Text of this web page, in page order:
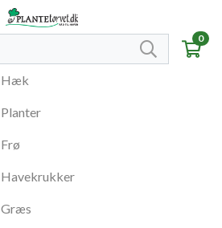
0
Hæk
Planter
Frø
Havekrukker
Græs